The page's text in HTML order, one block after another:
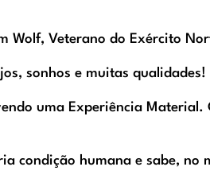
Wolf, Veterano do Exército
sonhos e muitas qualidades!
uma Experiência Material.
condição humana e sabe, no